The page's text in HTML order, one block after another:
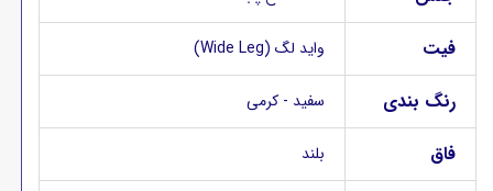
فیت واید لگ (Wide Leg)
رنگ بندی سفید - کرمی
فاق بلند